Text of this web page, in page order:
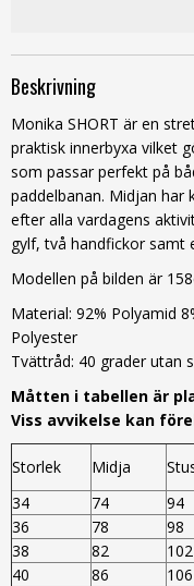
Beskrivning
Monika SHORT är en
praktisk innerbyxa vilket
som passar perfekt på
paddelbanan. Midjan har
efter alla vardagens
gylf, två handfickor samt
Modellen på bilden är
Material: 92% Polyamid
Polyester
Tvättråd: 40 grader utan
Måtten i tabellen är
Viss avvikelse kan
Storlek Midja
34
74 94
36
78 98
38
82 102
40
86 106